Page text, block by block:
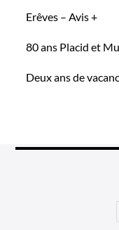
Erêves – Avis +
80 ans Placid et
Deux ans de